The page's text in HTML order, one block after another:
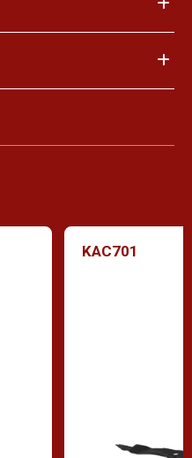
KAC701